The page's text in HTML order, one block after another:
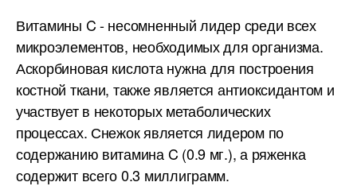
Витамины C - несомненный лидер среди всех
микроэлементов, необходимых для организма.
Аскорбиновая кислота нужна для построения
костной ткани, также является антиоксидантом и
участвует в некоторых метаболических
процессах. Снежок является лидером по
содержанию витамина C (0.9 мг.), а ряженка
содержит всего 0.3 миллиграмм.